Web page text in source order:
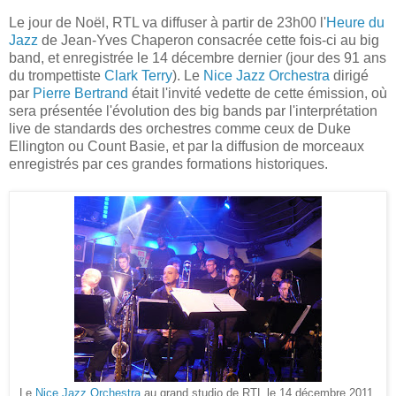
Le jour de Noël, RTL va diffuser à partir de 23h00 l'Heure du
Jazz de Jean-Yves Chaperon consacrée cette fois-ci au big
band, et enregistrée le 14 décembre dernier (jour des 91 ans
du trompettiste Clark Terry). Le Nice Jazz Orchestra dirigé
par Pierre Bertrand était l'invité vedette de cette émission, où
sera présentée l'évolution des big bands par l'interprétation
live de standards des orchestres comme ceux de Duke
Ellington ou Count Basie, et par la diffusion de morceaux
enregistrés par ces grandes formations historiques.
Le Nice Jazz Orchestra au grand studio de RTL le 14 décembre 2011.